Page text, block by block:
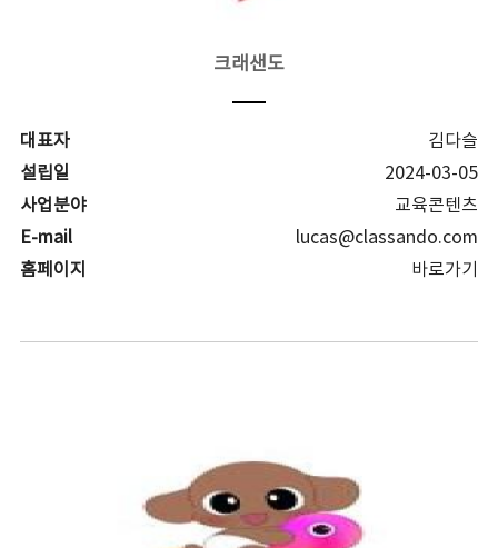
크래샌도
대표자
김다슬
설립일
2024-03-05
사업분야
교육콘텐츠
E-mail
lucas@classando.com
홈페이지
바로가기